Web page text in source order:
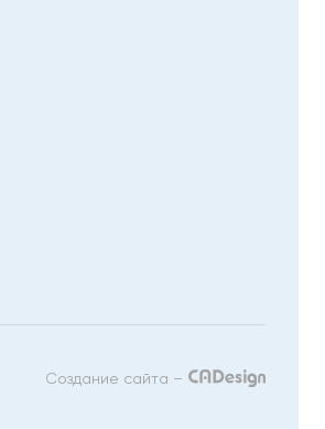
Создание сайта –